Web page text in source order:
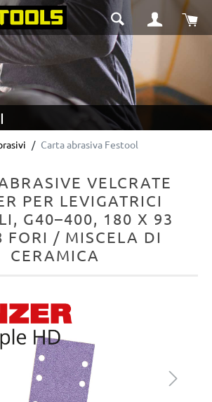
Il
Carta abrasiva Festool
VELCRATE
PER LEVIGATRICI
G40–400, 180 X 93
FORI / MISCELA DI
CERAMICA
di immagini